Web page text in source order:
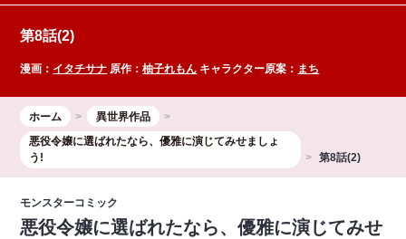
第8話(2)
漫画： イタチサナ 原作：柚子れもん キャラクター原案： まち
ホーム
異世界作品
悪役令嬢に選ばれたなら、優雅に演じてみせましょ
う!
第8話(2)
モンスターコミック
悪役令嬢に選ばれたなら、優雅に演じてみせ